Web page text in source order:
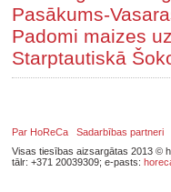
Pasākums-
Padomi maizes
Starptautiskā
Par HoReCa
Sadarbības partneri
Visas tiesības aizsargātas 2013 ©
tālr: +371 20039309; e-pasts: